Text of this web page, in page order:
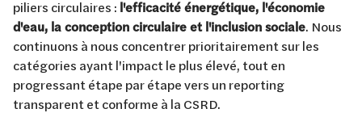
piliers circulaires : l'efficacité énergétique, l'économie
d'eau, la conception circulaire et l'inclusion sociale. Nous
continuons à nous concentrer prioritairement sur les
catégories ayant l'impact le plus élevé, tout en
progressant étape par étape vers un reporting
transparent et conforme à la CSRD.